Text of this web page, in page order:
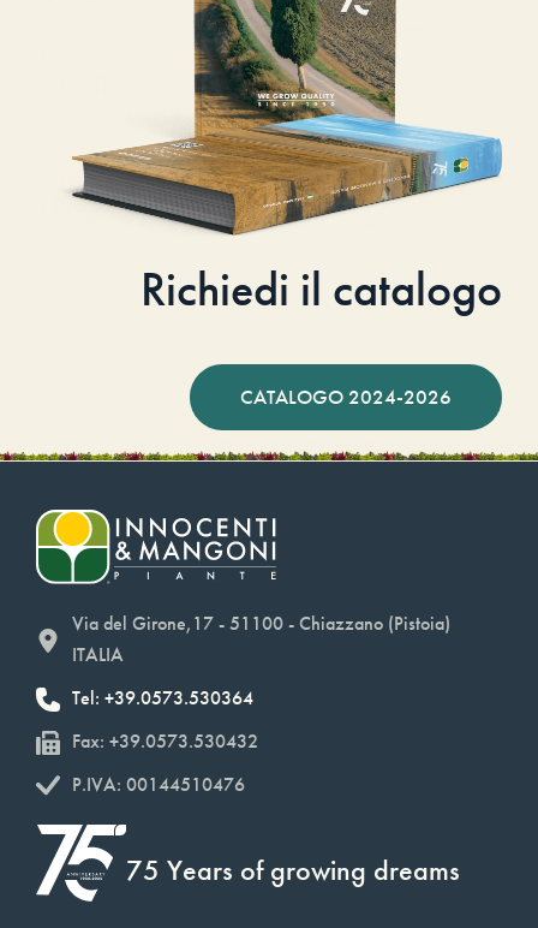
Richiedi il catalogo
CATALOGO 2024-2026
Via del Girone,17 - 51100 - Chiazzano (Pistoia)
ITALIA
Tel: +39.0573.530364
Fax: +39.0573.530432
P.IVA: 00144510476
75 Years of growing dreams